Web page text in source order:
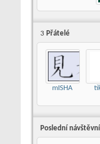
3 Přátelé
mISHA
Poslední